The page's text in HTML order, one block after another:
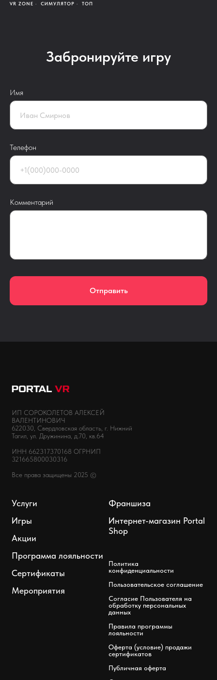
VR ZONE СИМУЛЯТОР ТОП
Забронируйте игру
Имя
Телефон
Комментарий
Отправить
ИП СОРОКОЛЕТОВ АЛЕКСЕЙ
ВАЛЕНТИНОВИЧ
622030, Свердловская область, г. Нижний
Тагил, ул. Дружинина, д.70, кв.64
ИНН 662317370168 ОГРНИП
321665800030316
Все права защищены 2025 ©
Услуги
Игры
Акции
Программа лояльности
Сертификаты
Мероприятия
Франшиза
Интернет-магазин Portal
Shop
Политика
конфиденциальности
Пользовательское соглашение
Согласие Пользователя на
обработку персональных
данных
Правила программы
лояльности
Оферта (условие) продажи
сертификатов
Публичная оферта